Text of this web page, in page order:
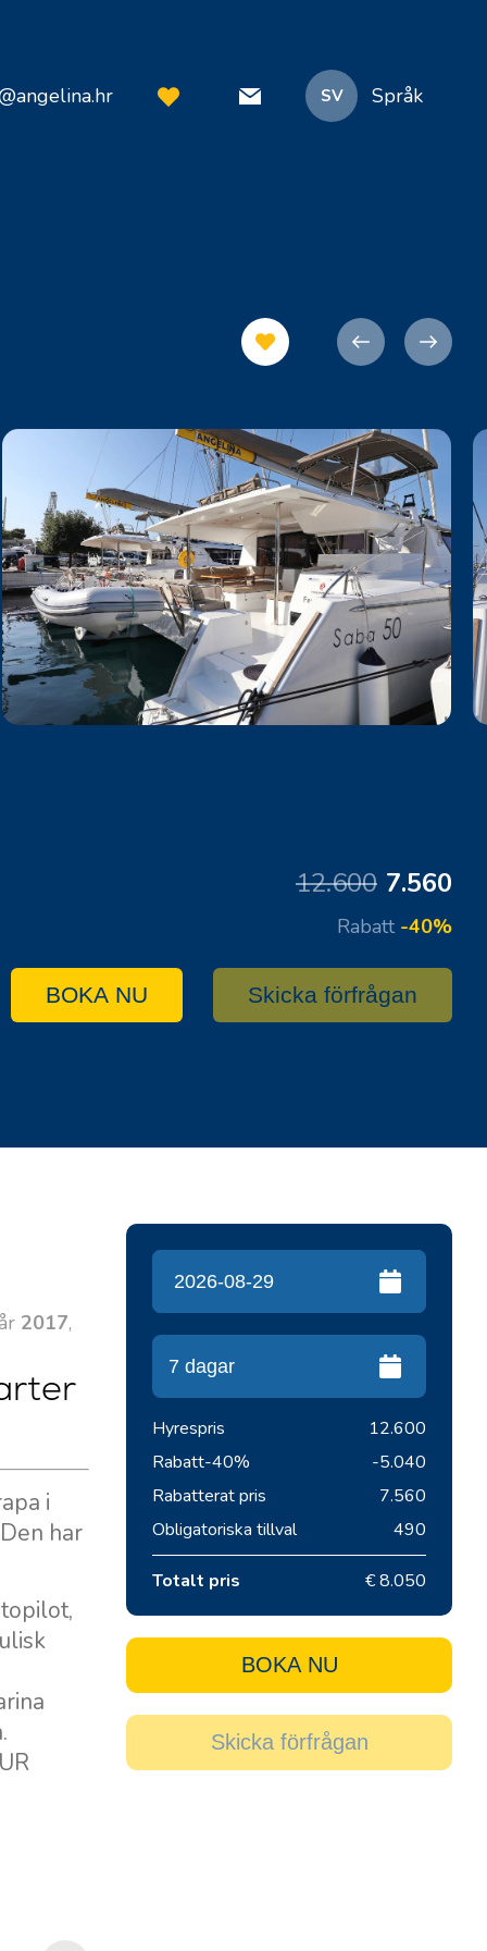
SV Språk
12.600 7.560
Rabatt -40%
BOKA NU Skicka förfrågan
2017,
i
har
Hyrespris
12.600
Rabatt-40%
-5.040
Rabatterat pris
7.560
Obligatoriska tillval
490
Totalt pris € 8.050
BOKA NU
Skicka förfrågan